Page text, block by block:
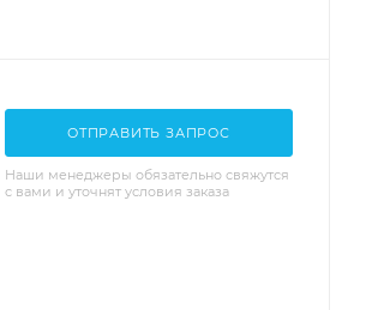
ОТПРАВИТЬ ЗАПРОС
Наши менеджеры обязательно свяжутся
с вами и уточнят условия заказа